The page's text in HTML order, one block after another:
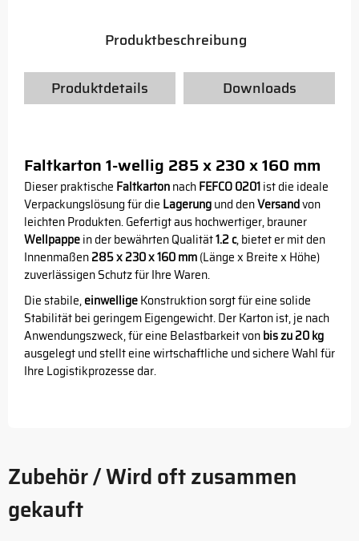
Produktbeschreibung
Produktdetails Downloads
Faltkarton 1-wellig 285 x 230 x 160 mm
Dieser praktische FaltkartonnachFEFCO 0201ist die ideale
Verpackungslösung für die Lagerungund denVersandvon
leichten Produkten. Gefertigt aus hochwertiger, brauner
Wellpappein der bewährten Qualität1.2 c, bietet er mit den
Innenmaßen285 x 230 x 160 mm(Länge x Breite x Höhe)
zuverlässigen Schutz für Ihre Waren.
Die stabile,einwelligeKonstruktion sorgt für eine solide
Stabilität bei geringem Eigengewicht. Der Karton ist, je nach
Anwendungszweck, für eine Belastbarkeit vonbis zu 20 kg
ausgelegt und stellt eine wirtschaftliche und sichere Wahl für
Ihre Logistikprozesse dar.
Zubehör / Wird oft zusammen
gekauft